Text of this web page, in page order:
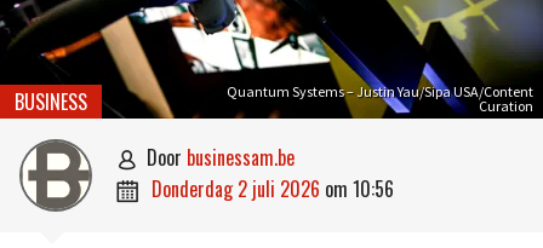
Quantum Systems – Justin Yau/Sipa USA/Content
Curation
BUSINESS
 door businessam.be
 donderdag 2 juli 2026 om 10:56